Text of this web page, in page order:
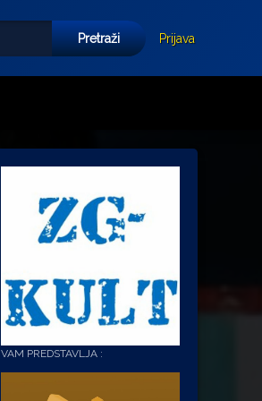
Prijava
VAM PREDSTAVLJA :